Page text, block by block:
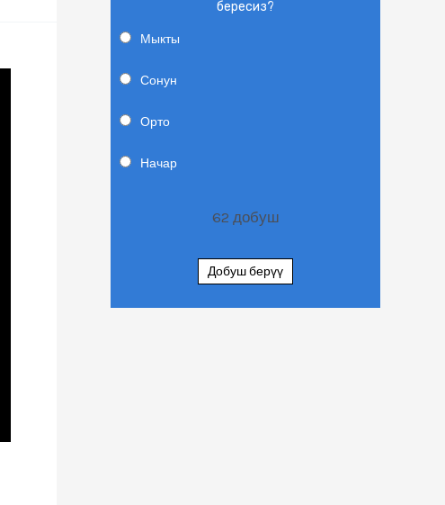
бересиз?
Мыкты
Сонун
Орто
Начар
62 добуш
Добуш берүү